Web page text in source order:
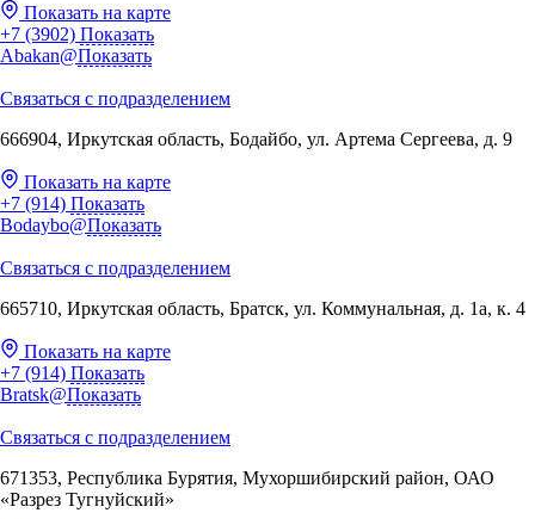
Показать на карте
+7 (3902) Показать
Abakan@Показать
Связаться с подразделением
666904, Иркутская область, Бодайбо, ул. Артема Сергеева, д. 9
Показать на карте
+7 (914) Показать
Bodaybo@Показать
Связаться с подразделением
665710, Иркутская область, Братск, ул. Коммунальная, д. 1а, к. 4
Показать на карте
+7 (914) Показать
Bratsk@Показать
Связаться с подразделением
671353, Республика Бурятия, Мухоршибирский район, ОАО
«Разрез Тугнуйский»